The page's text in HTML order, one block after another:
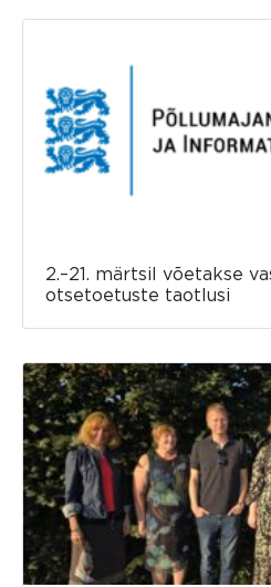
2.–21. märtsil võetakse
otsetoetuste taotlusi